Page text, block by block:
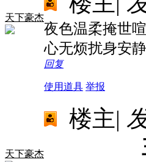
天下豪杰
夜色温柔掩世喧
心无烦扰身安静
回复
使用道具 举报
天下豪杰
楼主|
玉